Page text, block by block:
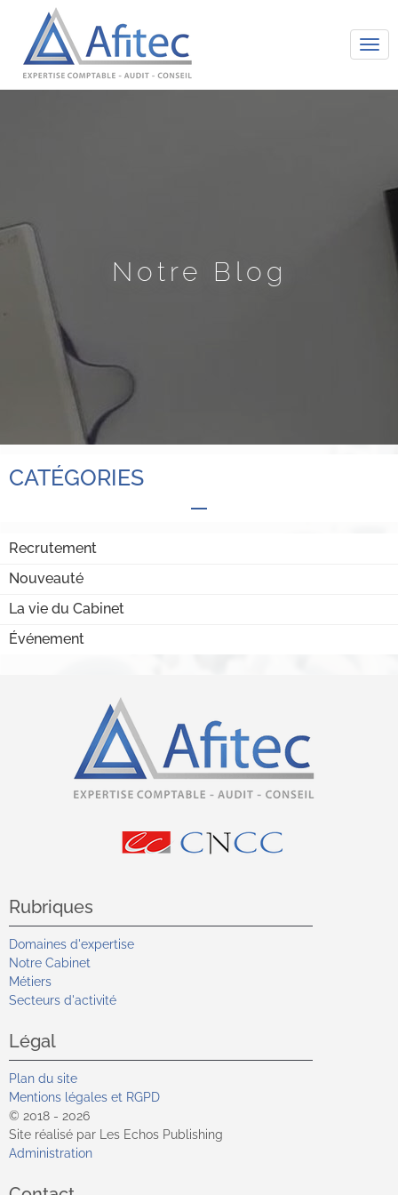
Notre Blog
CATÉGORIES
Recrutement
Nouveauté
La vie du Cabinet
Événement
Rubriques
Domaines d'expertise
Notre Cabinet
Métiers
Secteurs d'activité
Légal
Plan du site
Mentions légales et RGPD
© 2018 - 2026
Site réalisé par Les Echos Publishing
Administration